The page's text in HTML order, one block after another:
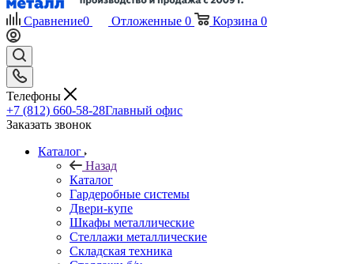
Сравнение0 Отложенные 0 Корзина 0
Телефоны
+7 (812) 660-58-28Главный офис
Заказать звонок
Каталог
Назад
Каталог
Гардеробные системы
Двери-купе
Шкафы металлические
Стеллажи металлические
Складская техника